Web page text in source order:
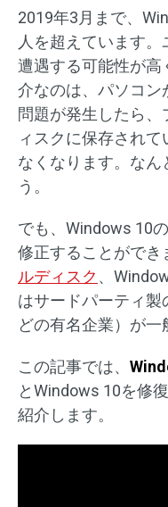
2019年3月まで、
人を超えています
遭遇する可能性が
介なのは、パソコ
問題が発生したら
ィスクに保存され
なくなります。なん
う。
でも、Windows 10
修正することがで
ルディスク 、
はサードパーティ製
どの有名企業）が一
この記事では、
とWindows 10を修
紹介します。